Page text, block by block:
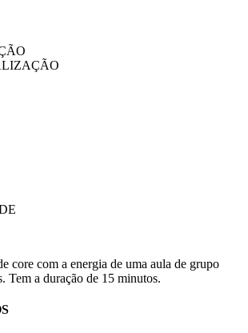
core com a energia de uma aula de grupo
Tem a duração de 15 minutos.